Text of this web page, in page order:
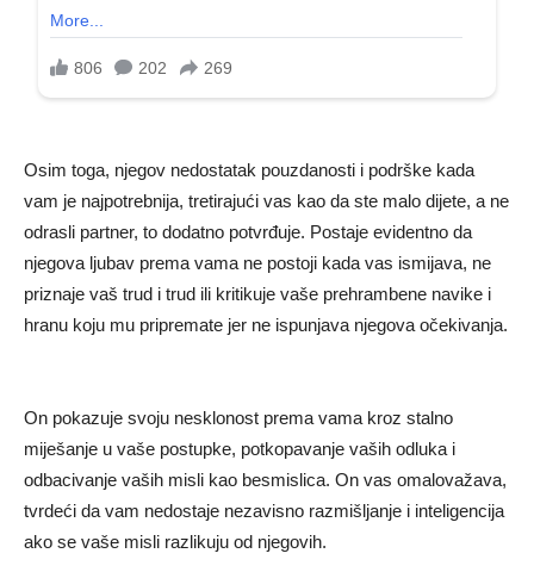
Osim toga, njegov nedostatak pouzdanosti i podrške kada
vam je najpotrebnija, tretirajući vas kao da ste malo dijete, a ne
odrasli partner, to dodatno potvrđuje. Postaje evidentno da
njegova ljubav prema vama ne postoji kada vas ismijava, ne
priznaje vaš trud i trud ili kritikuje vaše prehrambene navike i
hranu koju mu pripremate jer ne ispunjava njegova očekivanja.
On pokazuje svoju nesklonost prema vama kroz stalno
miješanje u vaše postupke, potkopavanje vaših odluka i
odbacivanje vaših misli kao besmislica. On vas omalovažava,
tvrdeći da vam nedostaje nezavisno razmišljanje i inteligencija
ako se vaše misli razlikuju od njegovih.